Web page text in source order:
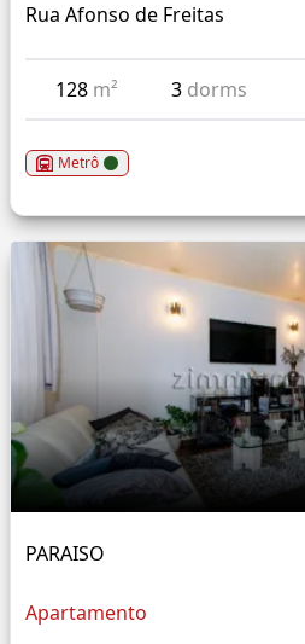
Rua Afonso de Freitas
128 m² 3 dorms
Metrô
PARAISO
Apartamento